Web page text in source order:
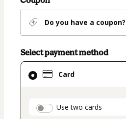
Do you have a coupon?
Select payment method
Card
Use two cards
Card
selected
method